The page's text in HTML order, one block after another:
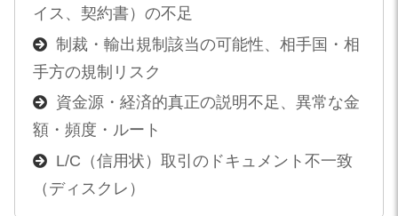
イス、契約書）の不足
制裁・輸出規制該当の可能性、相手国・相
手方の規制リスク
資金源・経済的真正の説明不足、異常な金
額・頻度・ルート
L/C（信用状）取引のドキュメント不一致
（ディスクレ）